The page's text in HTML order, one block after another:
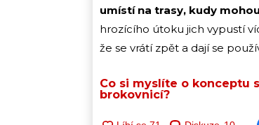
umístí na trasy, kudy
hrozícího útoku jich vypustí
že se vrátí zpět a dají se
Co si myslíte o konceptu
brokovnicí?